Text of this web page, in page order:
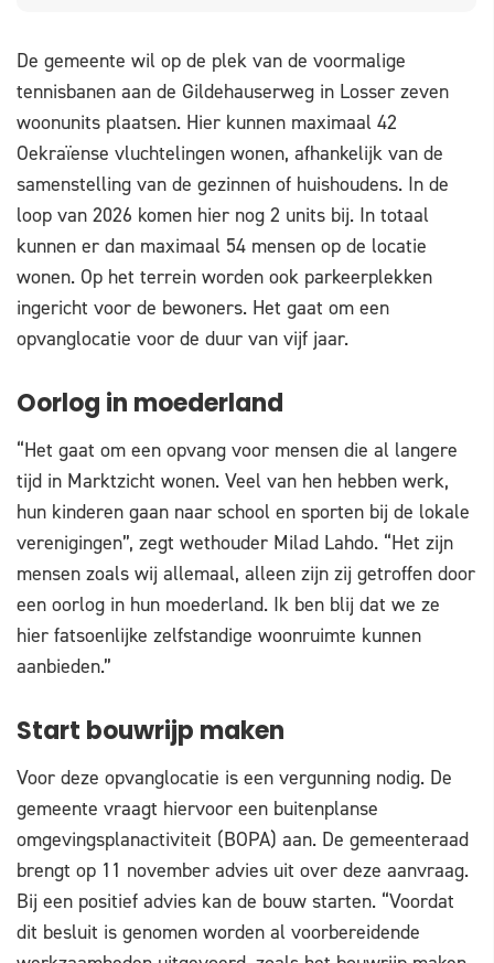
De gemeente wil op de plek van de voormalige
tennisbanen aan de Gildehauserweg in Losser zeven
woonunits plaatsen. Hier kunnen maximaal 42
Oekraïense vluchtelingen wonen, afhankelijk van de
samenstelling van de gezinnen of huishoudens. In de
loop van 2026 komen hier nog 2 units bij. In totaal
kunnen er dan maximaal 54 mensen op de locatie
wonen. Op het terrein worden ook parkeerplekken
ingericht voor de bewoners. Het gaat om een
opvanglocatie voor de duur van vijf jaar.
Oorlog in moederland
“Het gaat om een opvang voor mensen die al langere
tijd in Marktzicht wonen. Veel van hen hebben werk,
hun kinderen gaan naar school en sporten bij de lokale
verenigingen”, zegt wethouder Milad Lahdo. “Het zijn
mensen zoals wij allemaal, alleen zijn zij getroffen door
een oorlog in hun moederland. Ik ben blij dat we ze
hier fatsoenlijke zelfstandige woonruimte kunnen
aanbieden.”
Start bouwrijp maken
Voor deze opvanglocatie is een vergunning nodig. De
gemeente vraagt hiervoor een buitenplanse
omgevingsplanactiviteit (BOPA) aan. De gemeenteraad
brengt op 11 november advies uit over deze aanvraag.
Bij een positief advies kan de bouw starten. “Voordat
dit besluit is genomen worden al voorbereidende